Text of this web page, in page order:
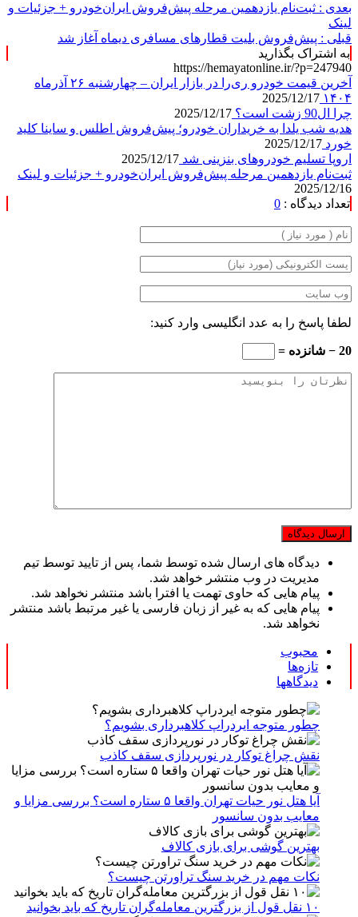
بعدی : ثبت‌نام یازدهمین مرحله پیش‌فروش ایران‌خودرو + جزئیات و
لینک
قبلی : پیش‌فروش بلیت قطارهای مسافری دیماه آغاز شد
به اشتراک بگذارید
https://hemayatonline.ir/?p=247940
آخرین قیمت خودرو ری‌را در بازار ایران – چهارشنبه ۲۶ آذرماه
۱۴۰۴ 2025/12/17
چرا ال90 زشت است؟
2025/12/17
هدیه شب یلدا به خریداران خودرو؛ پیش‌فروش اطلس و ساینا کلید
خورد 2025/12/17
اروپا تسلیم خودروهای بنزینی شد 2025/12/17
ثبت‌نام یازدهمین مرحله پیش‌فروش ایران‌خودرو + جزئیات و لینک
2025/12/16
تعداد دیدگاه : 0
لطفا پاسخ را به عدد انگلیسی وارد کنید:
20 − شانزده =
دیدگاه های ارسال شده توسط شما، پس از تایید توسط تیم
مدیریت در وب منتشر خواهد شد.
پیام هایی که حاوی تهمت یا افترا باشد منتشر نخواهد شد.
پیام هایی که به غیر از زبان فارسی یا غیر مرتبط باشد منتشر
نخواهد شد.
محبوب
تازه‌ها
دیدگاهها
چطور متوجه ایردراپ کلاهبرداری بشویم؟
نقش چراغ توکار در نورپردازی سقف کاذب
آیا هتل نور حیات تهران واقعا ۵ ستاره است؟ بررسی مزایا و
معایب بدون سانسور
بهترین گوشی برای بازی کالاف
نکات مهم در خرید سنگ تراورتن چیست؟
۱۰ نقل قول از بزرگترین معامله‌گران تاریخ که باید بخوانید